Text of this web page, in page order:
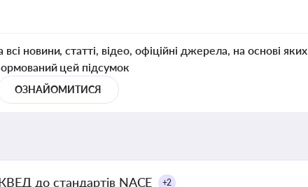
новини, статті, відео, офіційні джерела, на основі яких
цей підсумок
ОЗНАЙОМИТИСЯ
до стандартів NACE +2